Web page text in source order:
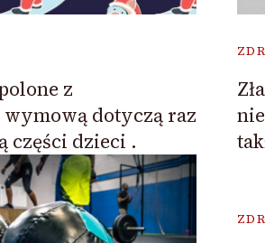
z
dotyczą raz
części dzieci .